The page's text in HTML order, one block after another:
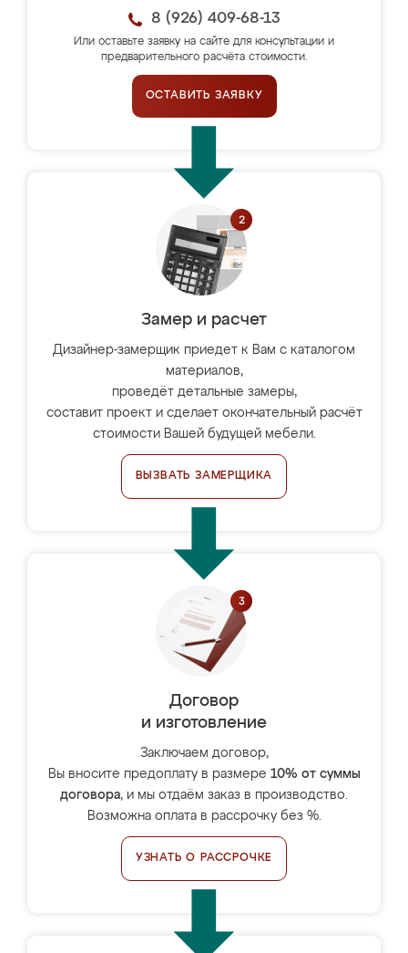
8 (926) 409-68-13
Или оставьте заявку на сайте для консультации и
предварительного расчёта стоимости.
ОСТАВИТЬ ЗАЯВКУ
Замер и расчет
Дизайнер-замерщик приедет к Вам с каталогом
материалов,
проведёт детальные замеры,
составит проект и сделает окончательный расчёт
стоимости Вашей будущей мебели.
ВЫЗВАТЬ ЗАМЕРЩИКА
Договор
и изготовление
Заключаем договор,
Вы вносите предоплату в размере 10% от суммы
договора, и мы отдаём заказ в производство.
Возможна оплата в рассрочку без %.
УЗНАТЬ О РАССРОЧКЕ